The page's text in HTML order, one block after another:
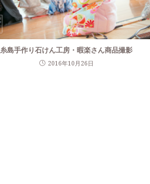
糸島手作り石けん工房・暇楽さん商品撮影
2016年10月26日